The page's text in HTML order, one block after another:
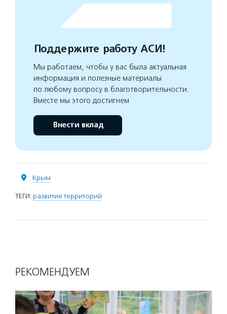
Поддержите работу АСИ!
Мы работаем, чтобы у вас была актуальная
информация и полезные материалы
по любому вопросу в благотворительности.
Вместе мы этого достигнем
Внести вклад
Крым
ТЕГИ: развитие территорий
РЕКОМЕНДУЕМ